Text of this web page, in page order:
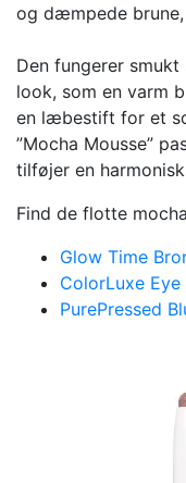
og dæmpede
Den fungerer
look, som en varm
en læbestift for et
”Mocha Mousse”
tilføjer en
Find de flotte
Glow Time
ColorLuxe
PurePressed